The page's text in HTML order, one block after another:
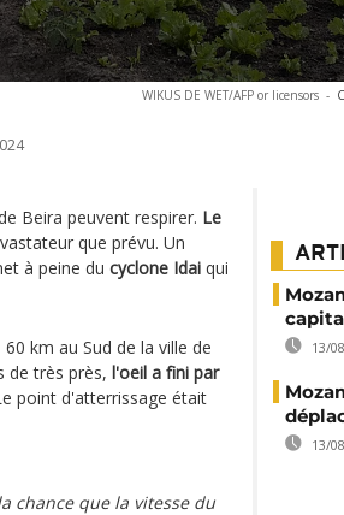
WIKUS DE WET/AFP or licensors -
Beira peuvent respirer. Le
que prévu. Un
à peine du cyclone Idai qui
km au Sud de la ville de
de très près, l'oeil a fini par
point d'atterrissage était
chance que la vitesse du
13/
13/